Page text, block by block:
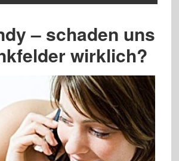
– schaden uns
wirklich?